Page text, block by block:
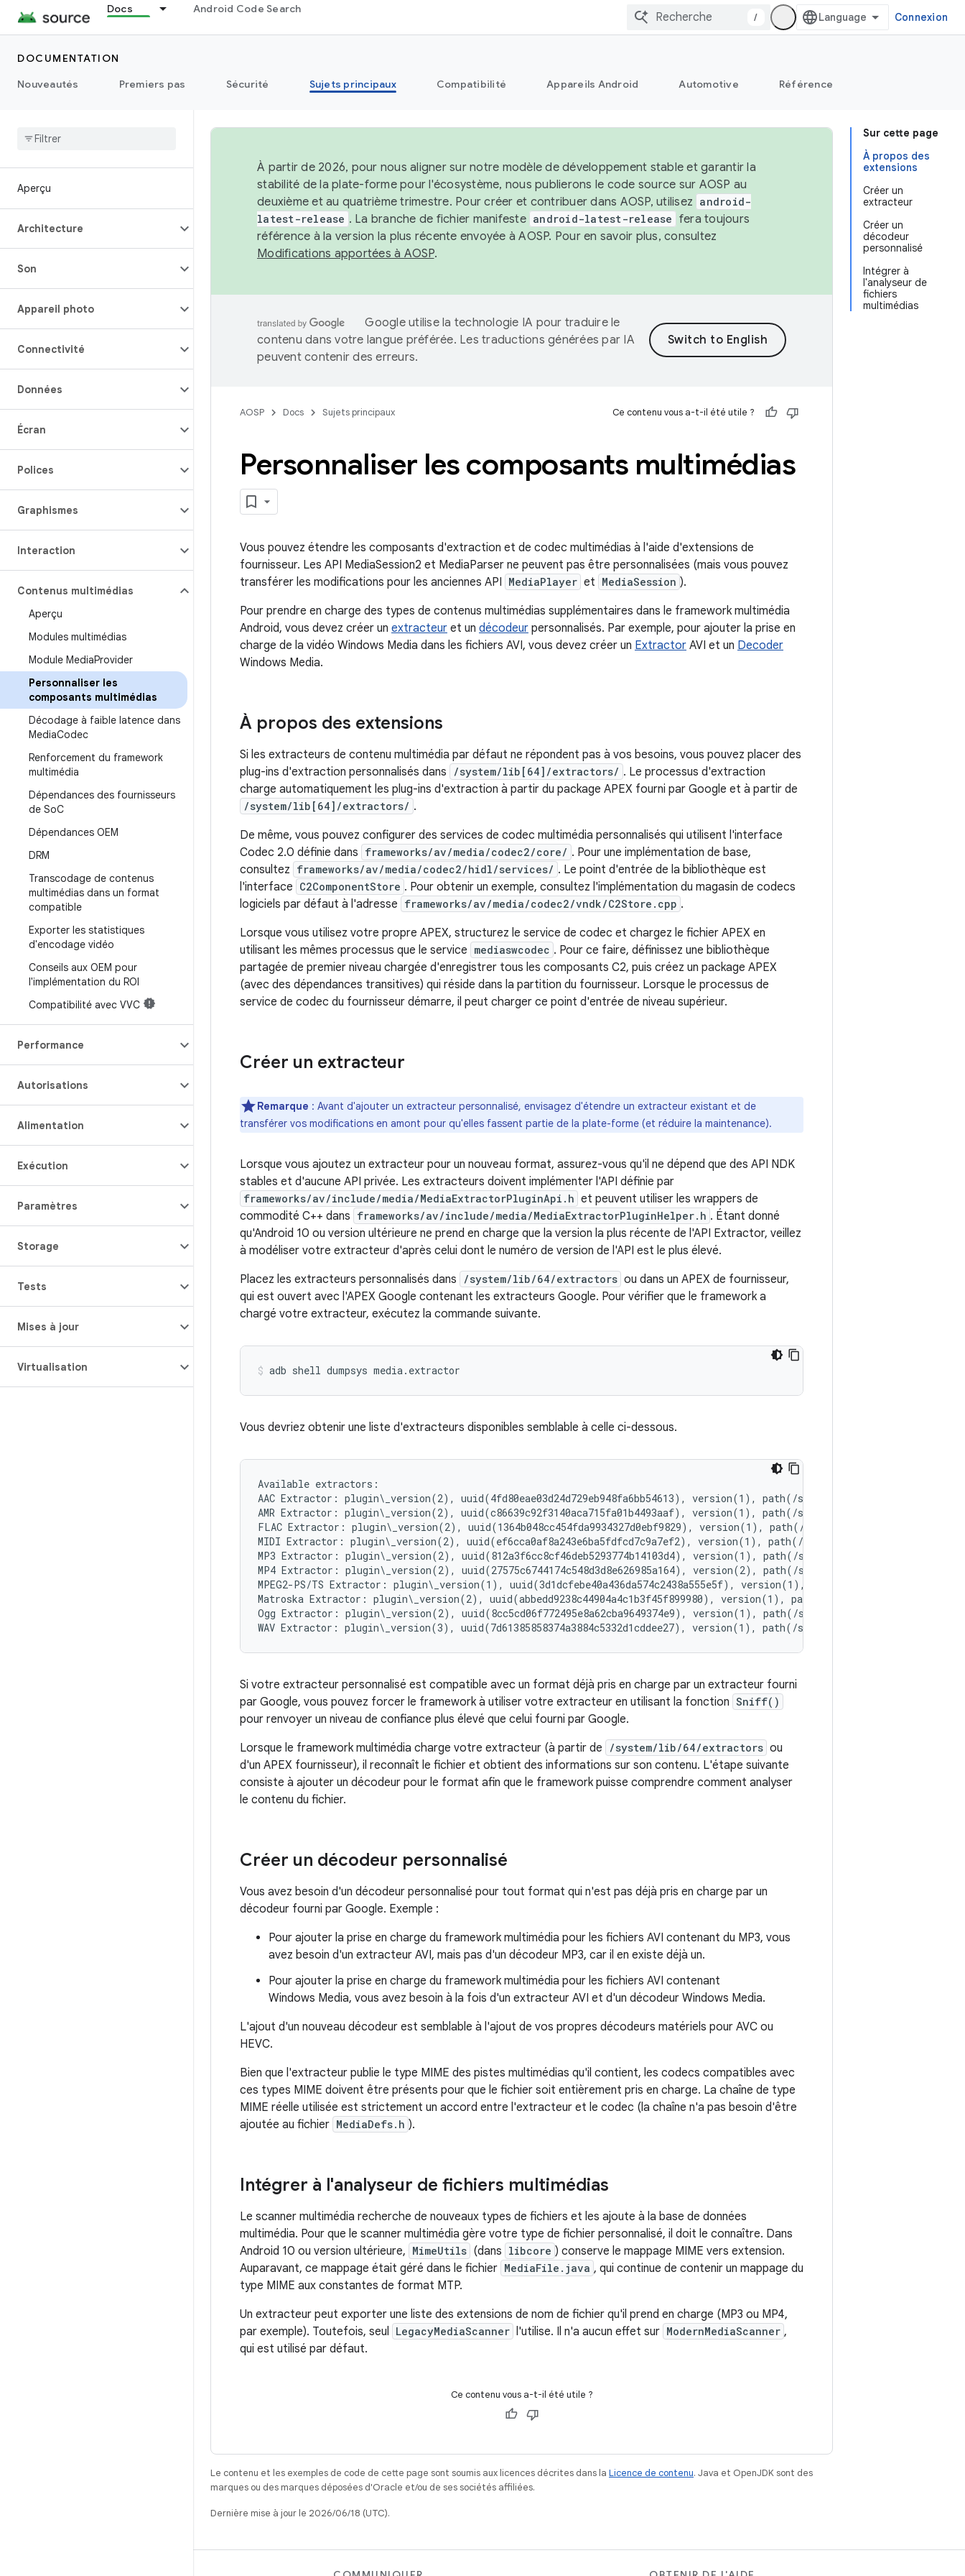
Docs Android Code Search
/ Connexion
DOCUMENTATION
Nouveautés
Premiers pas Sécurité Sujets principaux Compatibilité Appareils Android Automotive Référence
Aperçu
Architecture
Son
Appareil photo
Connectivité
Données
Écran
Polices
Graphismes
Interaction
Contenus multimédias
Aperçu
Modules multimédias
Module MediaProvider
Personnaliser les
composants multimédias
Décodage à faible latence dans
MediaCodec
Renforcement du framework
multimédia
Dépendances des fournisseurs
de SoC
Dépendances OEM
DRM
Transcodage de contenus
multimédias dans un format
compatible
Exporter les statistiques
d'encodage vidéo
Conseils aux OEM pour
l'implémentation du ROI
Compatibilité avec VVC
Performance
Autorisations
Alimentation
Exécution
Paramètres
Storage
Tests
Mises à jour
Virtualisation
Sur cette page
À propos des
extensions
Créer un
extracteur
Créer un
décodeur
personnalisé
Intégrer à
l'analyseur de
fichiers
multimédias
À partir de 2026, pour nous aligner sur notre modèle de développement stable et garantir la
stabilité de la plate-forme pour l'écosystème, nous publierons le code source sur AOSP au
deuxième et au quatrième trimestre. Pour créer et contribuer dans AOSP, utilisez android-
latest-release . La branche de fichier manifeste android-latest-release fera toujours
référence à la version la plus récente envoyée à AOSP. Pour en savoir plus, consultez
Modifications apportées à AOSP.
Google utilise la technologie IA pour traduire le
contenu dans votre langue préférée. Les traductions générées par IA
peuvent contenir des erreurs.
AOSP Docs Sujets principaux Ce contenu vous a-t-il été utile ?
Personnaliser les composants multimédias
Vous pouvez étendre les composants d'extraction et de codec multimédias à l'aide d'extensions de
fournisseur. Les API MediaSession2 et MediaParser ne peuvent pas être personnalisées (mais vous pouvez
transférer les modifications pour les anciennes API MediaPlayer et MediaSession ).
Pour prendre en charge des types de contenus multimédias supplémentaires dans le framework multimédia
Android, vous devez créer un extracteur et un décodeur personnalisés. Par exemple, pour ajouter la prise en
charge de la vidéo Windows Media dans les fichiers AVI, vous devez créer un Extractor AVI et un Decoder
Windows Media.
À propos des extensions
Si les extracteurs de contenu multimédia par défaut ne répondent pas à vos besoins, vous pouvez placer des
plug-ins d'extraction personnalisés dans
/system/lib[64]/extractors/ . Le processus d'extraction
charge automatiquement les plug-ins d'extraction à partir du package APEX fourni par Google et à partir de
/system/lib[64]/extractors/ .
De même, vous pouvez configurer des services de codec multimédia personnalisés qui utilisent l'interface
Codec 2.0 définie dans frameworks/av/media/codec2/core/ . Pour une implémentation de base,
consultez frameworks/av/media/codec2/hidl/services/ . Le point d'entrée de la bibliothèque est
l'interface C2ComponentStore . Pour obtenir un exemple, consultez l'implémentation du magasin de codecs
logiciels par défaut à l'adresse frameworks/av/media/codec2/vndk/C2Store.cpp .
Lorsque vous utilisez votre propre APEX, structurez le service de codec et chargez le fichier APEX en
utilisant les mêmes processus que le service mediaswcodec . Pour ce faire, définissez une bibliothèque
partagée de premier niveau chargée d'enregistrer tous les composants C2, puis créez un package APEX
(avec des dépendances transitives) qui réside dans la partition du fournisseur. Lorsque le processus de
service de codec du fournisseur démarre, il peut charger ce point d'entrée de niveau supérieur.
Créer un extracteur
Remarque : Avant d'ajouter un extracteur personnalisé, envisagez d'étendre un extracteur existant et de
transférer vos modifications en amont pour qu'elles fassent partie de la plate-forme (et réduire la maintenance).
Lorsque vous ajoutez un extracteur pour un nouveau format, assurez-vous qu'il ne dépend que des API NDK
stables et d'aucune API privée. Les extracteurs doivent implémenter l'API définie par
frameworks/av/include/media/MediaExtractorPluginApi.h et peuvent utiliser les wrappers de
commodité C++ dans frameworks/av/include/media/MediaExtractorPluginHelper.h . Étant donné
qu'Android 10 ou version ultérieure ne prend en charge que la version la plus récente de l'API Extractor, veillez
à modéliser votre extracteur d'après celui dont le numéro de version de l'API est le plus élevé.
Placez les extracteurs personnalisés dans
/system/lib/64/extractors ou dans un APEX de fournisseur,
qui est ouvert avec l'APEX Google contenant les extracteurs Google. Pour vérifier que le framework a
chargé votre extracteur, exécutez la commande suivante.
adb shell dumpsys media.extractor
Vous devriez obtenir une liste d'extracteurs disponibles semblable à celle ci-dessous.
Available extractors:
AAC Extractor: plugin\_version(2), uuid(4fd80eae03d24d729eb948fa6bb54613), version(1), path(/system/lib64/extractors/
AMR Extractor: plugin\_version(2), uuid(c86639c92f3140aca715fa01b4493aaf), version(1), path(/system/lib64/extractors/
FLAC Extractor: plugin\_version(2), uuid(1364b048cc454fda9934327d0ebf9829), version(1), path(/system/lib64/extractors/
MIDI Extractor: plugin\_version(2), uuid(ef6cca0af8a243e6ba5fdfcd7c9a7ef2), version(1), path(/system/lib64/extractors/
MP3 Extractor: plugin\_version(2), uuid(812a3f6cc8cf46deb5293774b14103d4), version(1), path(/system/lib64/extractors/
MP4 Extractor: plugin\_version(2), uuid(27575c6744174c548d3d8e626985a164), version(2), path(/system/lib64/extractors/
MPEG2-PS/TS Extractor: plugin\_version(1), uuid(3d1dcfebe40a436da574c2438a555e5f), version(1), path(/system/lib64/
Matroska Extractor: plugin\_version(2), uuid(abbedd9238c44904a4c1b3f45f899980), version(1), path(/system/lib64/
Ogg Extractor: plugin\_version(2), uuid(8cc5cd06f772495e8a62cba9649374e9), version(1), path(/system/lib64/extractors/
Si votre extracteur personnalisé est compatible avec un format déjà pris en charge par un extracteur fourni
par Google, vous pouvez forcer le framework à utiliser votre extracteur en utilisant la fonction Sniff()
pour renvoyer un niveau de confiance plus élevé que celui fourni par Google.
Lorsque le framework multimédia charge votre extracteur (à partir de
/system/lib/64/extractors ou
d'un APEX fournisseur), il reconnaît le fichier et obtient des informations sur son contenu. L'étape suivante
consiste à ajouter un décodeur pour le format afin que le framework puisse comprendre comment analyser
le contenu du fichier.
Créer un décodeur personnalisé
Vous avez besoin d'un décodeur personnalisé pour tout format qui n'est pas déjà pris en charge par un
décodeur fourni par Google. Exemple :
Pour ajouter la prise en charge du framework multimédia pour les fichiers AVI contenant du MP3, vous
avez besoin d'un extracteur AVI, mais pas d'un décodeur MP3, car il en existe déjà un.
Pour ajouter la prise en charge du framework multimédia pour les fichiers AVI contenant
Windows Media, vous avez besoin à la fois d'un extracteur AVI et d'un décodeur Windows Media.
L'ajout d'un nouveau décodeur est semblable à l'ajout de vos propres décodeurs matériels pour AVC ou
HEVC.
Bien que l'extracteur publie le type MIME des pistes multimédias qu'il contient, les codecs compatibles avec
ces types MIME doivent être présents pour que le fichier soit entièrement pris en charge. La chaîne de type
MIME réelle utilisée est strictement un accord entre l'extracteur et le codec (la chaîne n'a pas besoin d'être
ajoutée au fichier MediaDefs.h ).
Intégrer à l'analyseur de fichiers multimédias
Le scanner multimédia recherche de nouveaux types de fichiers et les ajoute à la base de données
multimédia. Pour que le scanner multimédia gère votre type de fichier personnalisé, il doit le connaître. Dans
Android 10 ou version ultérieure, MimeUtils (dans libcore ) conserve le mappage MIME vers extension.
Auparavant, ce mappage était géré dans le fichier MediaFile.java , qui continue de contenir un mappage du
type MIME aux constantes de format MTP.
Un extracteur peut exporter une liste des extensions de nom de fichier qu'il prend en charge (MP3 ou MP4,
par exemple). Toutefois, seul LegacyMediaScanner l'utilise. Il n'a aucun effet sur ModernMediaScanner ,
qui est utilisé par défaut.
Ce contenu vous a-t-il été utile ?
Le contenu et les exemples de code de cette page sont soumis aux licences décrites dans la Licence de contenu. Java et OpenJDK sont des
marques ou des marques déposées d'Oracle et/ou de ses sociétés affiliées.
Dernière mise à jour le 2026/06/18 (UTC).